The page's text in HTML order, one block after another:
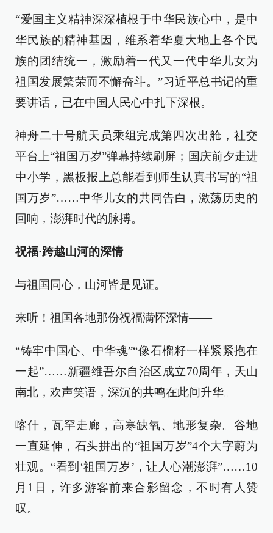
“爱国主义精神深深植根于中华民族心中，是中
华民族的精神基因，维系着华夏大地上各个民
族的团结统一，激励着一代又一代中华儿女为
祖国发展繁荣而不懈奋斗。”习近平总书记的重
要讲话，已在中国人民心中扎下深根。
神舟二十号航天员乘组完成第四次出舱，社交
平台上“祖国万岁”弹幕持续刷屏；国庆前夕走进
中小学，黑板报上总能看到师生认真书写的“祖
国万岁”……中华儿女的共同告白，激荡历史的
回响，澎湃时代的脉搏。
祝福·跨越山河的深情
与祖国同心，山河皆是见证。
来听！祖国各地那份祝福满怀深情——
“铸牢中国心、中华魂”“像石榴籽一样紧紧抱在
一起”……新疆维吾尔自治区成立70周年，天山
南北，欢声笑语，深沉的共鸣在此间升华。
喀什，瓦罕走廊，高寒缺氧、地形复杂。谷地
一直延伸，石头拼出的“祖国万岁”4个大字蔚为
壮观。“看到‘祖国万岁’，让人心潮澎湃”……10
月1日，许多游客前来合影留念，不时有人赞
叹。